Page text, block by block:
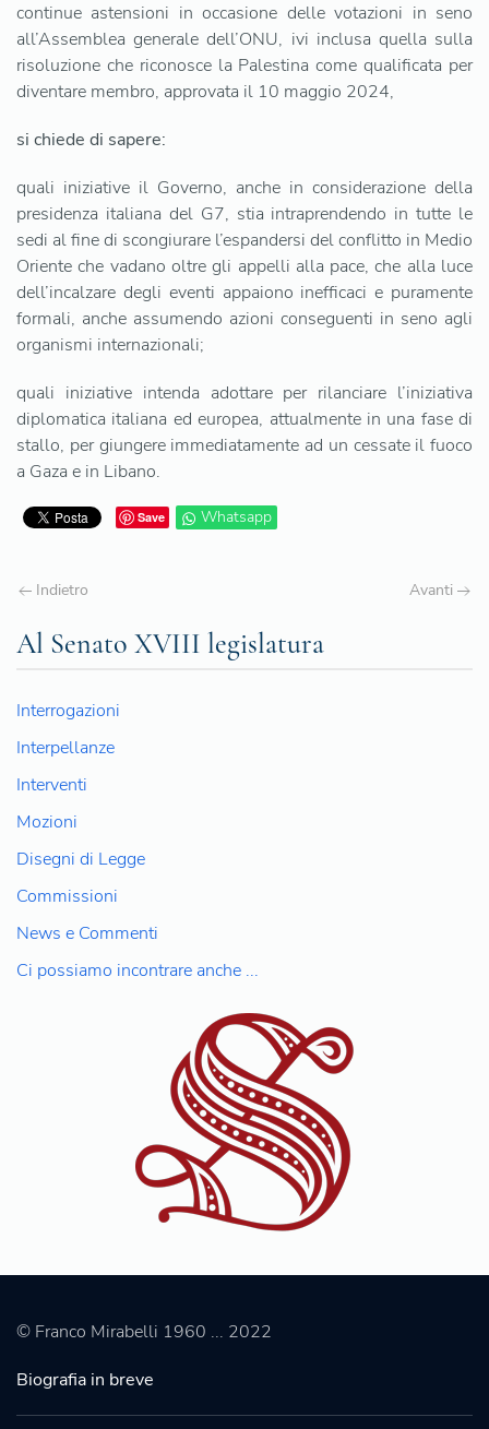
continue astensioni in occasione delle votazioni in seno
all’Assemblea generale dell’ONU, ivi inclusa quella sulla
risoluzione che riconosce la Palestina come qualificata per
diventare membro, approvata il 10 maggio 2024,
si chiede di sapere:
quali iniziative il Governo, anche in considerazione della
presidenza italiana del G7, stia intraprendendo in tutte le
sedi al fine di scongiurare l’espandersi del conflitto in Medio
Oriente che vadano oltre gli appelli alla pace, che alla luce
dell’incalzare degli eventi appaiono inefficaci e puramente
formali, anche assumendo azioni conseguenti in seno agli
organismi internazionali;
quali iniziative intenda adottare per rilanciare l’iniziativa
diplomatica italiana ed europea, attualmente in una fase di
stallo, per giungere immediatamente ad un cessate il fuoco
a Gaza e in Libano.
Save Whatsapp
Indietro Avanti
Al Senato XVIII legislatura
Interrogazioni
Interpellanze
Interventi
Mozioni
Disegni di Legge
Commissioni
News e Commenti
Ci possiamo incontrare anche ...
© Franco Mirabelli 1960 ... 2022
Biografia in breve